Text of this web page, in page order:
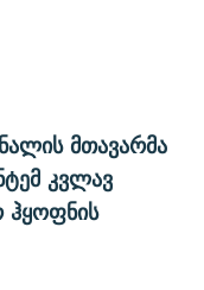
- 2022
მთავარმა
კვლავ